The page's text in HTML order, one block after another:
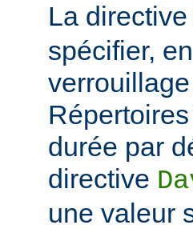
La directive
spécifier,
durée par
directive
une valeur